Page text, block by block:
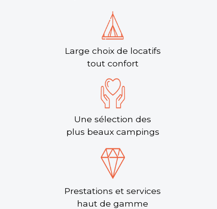
Camping Airotel l’Océan
Camping 5 étoiles entre forêt de pins et océan
Atlantique à Lacanau. 9,5 hectares avec espace
Lacanau-Océan, Gironde , Nouvelle-Aquitaine
Aucune information tarifaire disponible
Découvrir
Large choix de locatifs
tout confort
Une sélection des
plus beaux campings
Prestations et services
haut de gamme